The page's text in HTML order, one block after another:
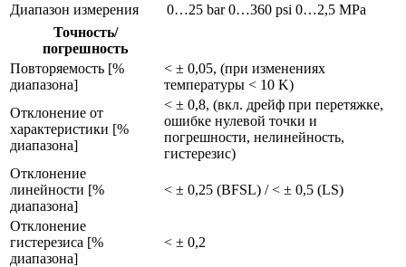
Диапазон измерения
0…25 bar 0…360 psi 0…2,5 MPa
Точность/
погрешность
Повторяемость [%
диапазона]
< ± 0,05, (при изменениях
температуры < 10 K)
Отклонение от
характеристики [%
диапазона]
< ± 0,8, (вкл. дрейф при перетяжке,
ошибке нулевой точки и
погрешности, нелинейность,
гистерезис)
Отклонение
линейности [%
диапазона]
< ± 0,25 (BFSL) / < ± 0,5 (LS)
Отклонение
гистерезиса [%
диапазона]
< ± 0,2